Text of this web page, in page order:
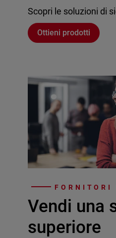
Scopri le soluzioni di
Ottieni prodotti
FORNITORI
Vendi una
superiore